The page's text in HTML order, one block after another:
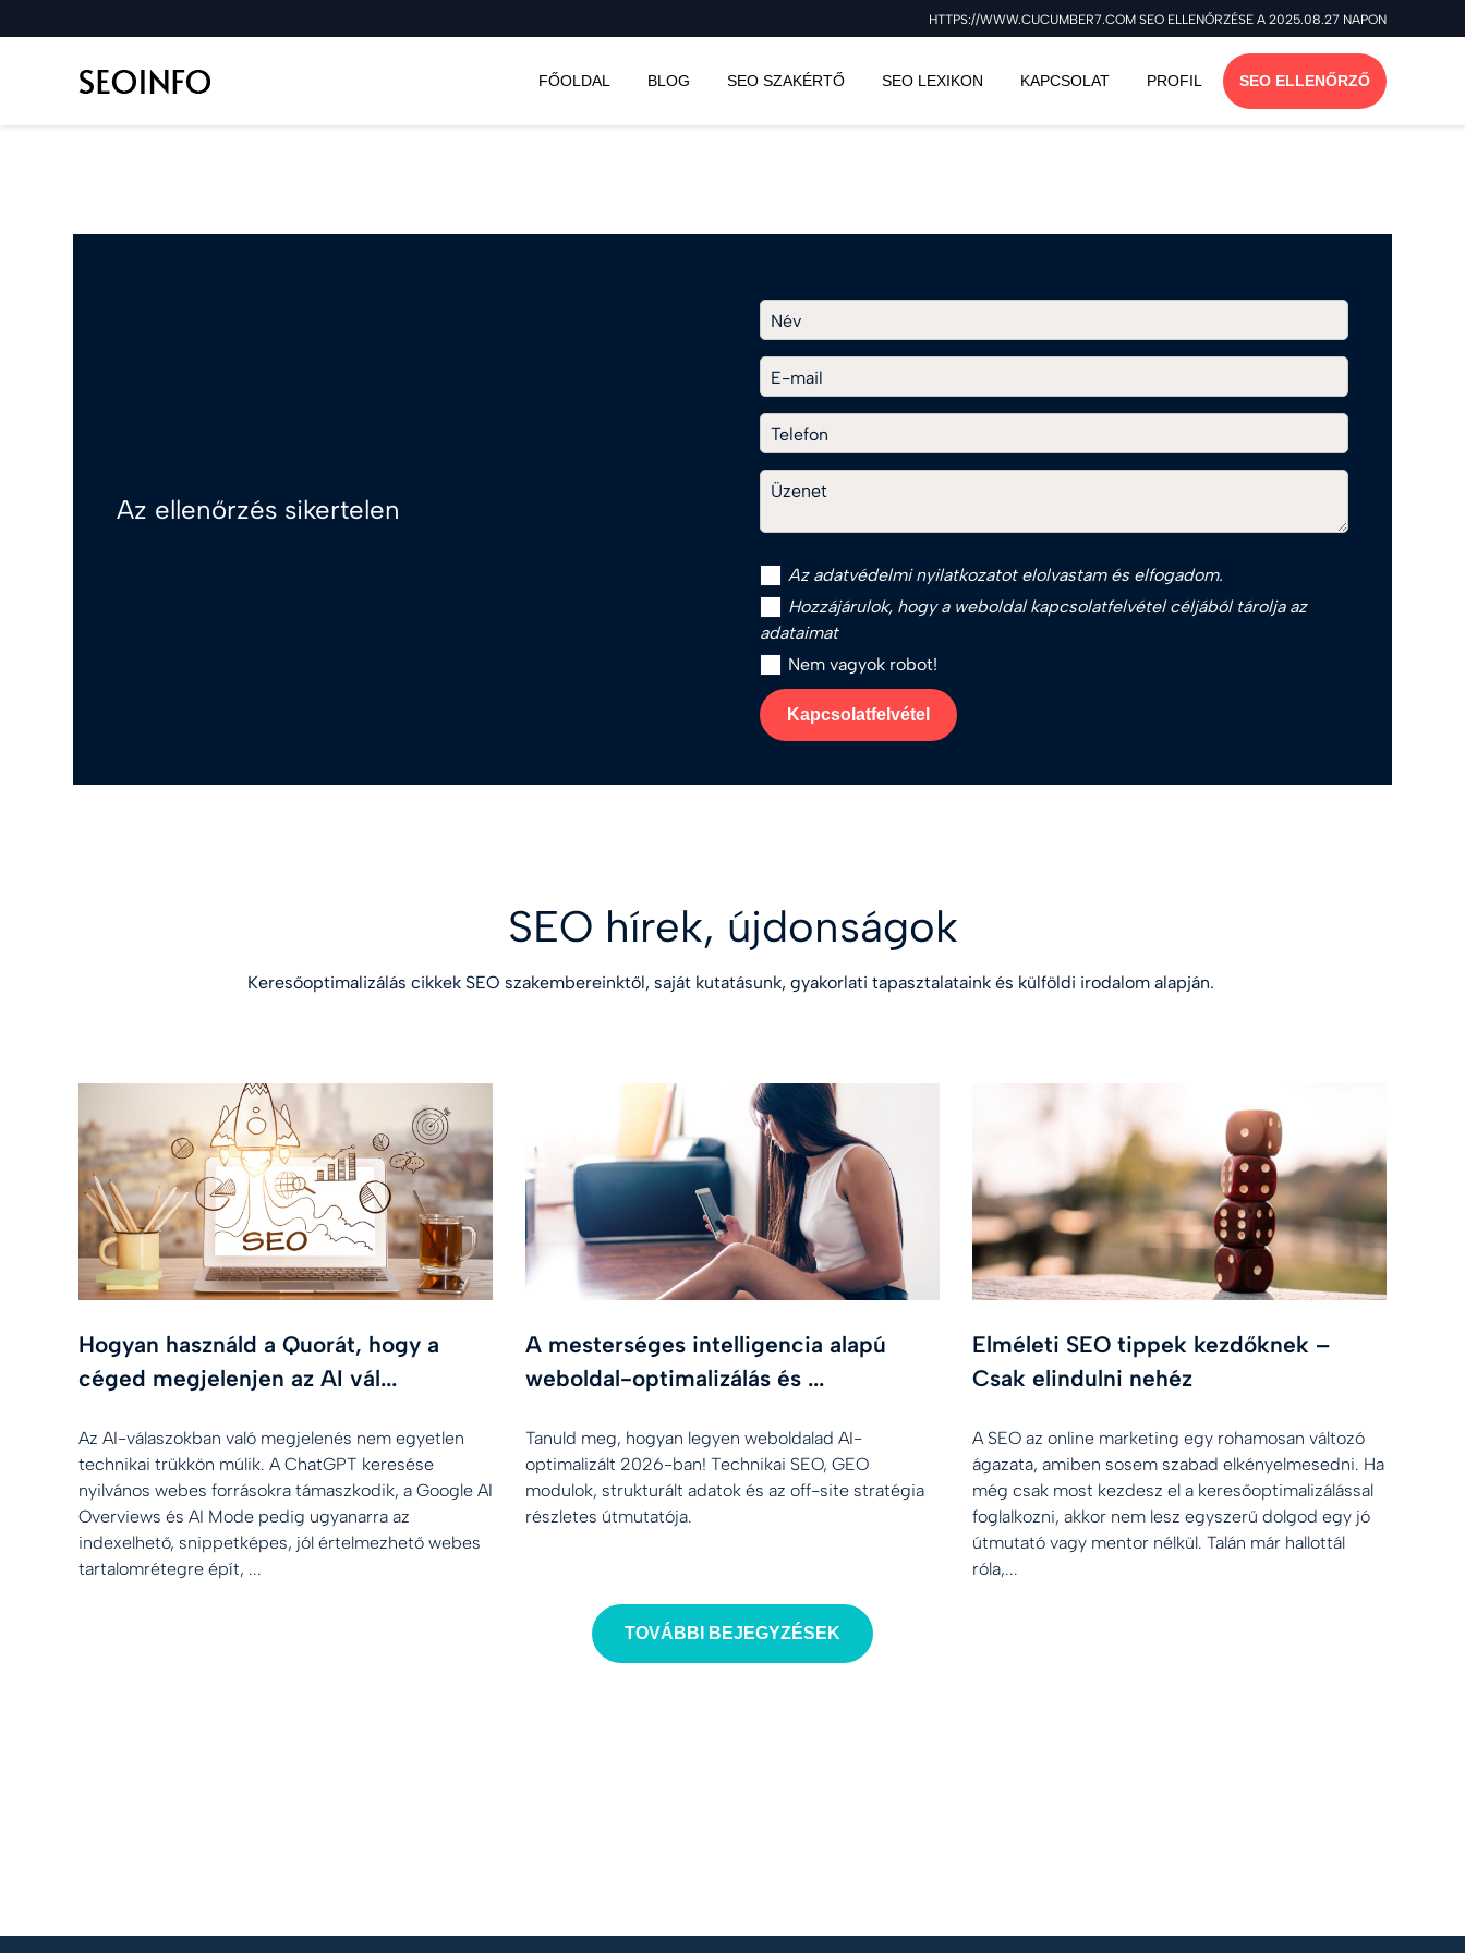
HTTPS://WWW.CUCUMBER7.COM SEO ELLENŐRZÉSE A 2025.08.27 NAPON
FŐOLDAL BLOG SEO SZAKÉRTŐ SEO LEXIKON KAPCSOLAT PROFIL SEO ELLENŐRZŐ
Az ellenőrzés sikertelen
Név
E-mail
Telefon
Üzenet
Az adatvédelmi nyilatkozatot elolvastam és elfogadom.
Hozzájárulok, hogy a weboldal kapcsolatfelvétel céljából tárolja az
adataimat
Nem vagyok robot!
Kapcsolatfelvétel
SEO hírek, újdonságok
Keresőoptimalizálás cikkek SEO szakembereinktől, saját kutatásunk, gyakorlati tapasztalataink és külföldi irodalom alapján.
Hogyan használd a Quorát, hogy a
céged megjelenjen az AI vál...
Az AI-válaszokban való megjelenés nem egyetlen
technikai trükkön múlik. A ChatGPT keresése
nyilvános webes forrásokra támaszkodik, a Google AI
Overviews és AI Mode pedig ugyanarra az
indexelhető, snippetképes, jól értelmezhető webes
tartalomrétegre épít, ...
A mesterséges intelligencia alapú
weboldal-optimalizálás és ...
Tanuld meg, hogyan legyen weboldalad AI-
optimalizált 2026-ban! Technikai SEO, GEO
modulok, strukturált adatok és az off-site stratégia
részletes útmutatója.
Elméleti SEO tippek kezdőknek –
Csak elindulni nehéz
A SEO az online marketing egy rohamosan változó
ágazata, amiben sosem szabad elkényelmesedni. Ha
még csak most kezdesz el a keresőoptimalizálással
foglalkozni, akkor nem lesz egyszerű dolgod egy jó
útmutató vagy mentor nélkül. Talán már hallottál
róla,...
TOVÁBBI BEJEGYZÉSEK